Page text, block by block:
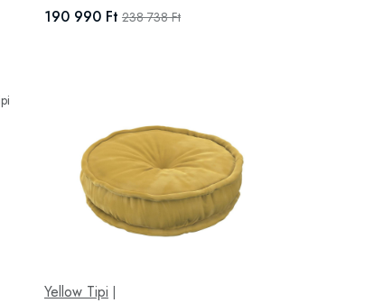
190 990 Ft 238 738 Ft
Yellow Tipi |